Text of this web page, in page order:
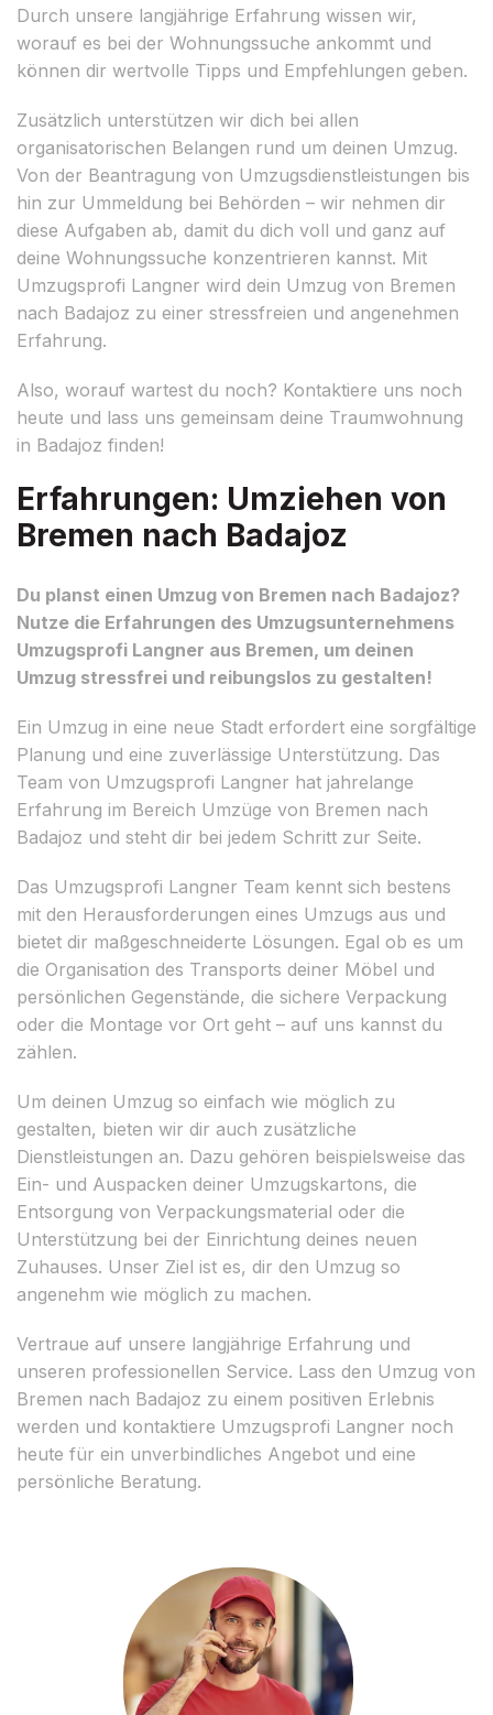
Durch unsere langjährige Erfahrung wissen wir,
worauf es bei der Wohnungssuche ankommt und
können dir wertvolle Tipps und Empfehlungen geben.
Zusätzlich unterstützen wir dich bei allen
organisatorischen Belangen rund um deinen Umzug.
Von der Beantragung von Umzugsdienstleistungen bis
hin zur Ummeldung bei Behörden – wir nehmen dir
diese Aufgaben ab, damit du dich voll und ganz auf
deine Wohnungssuche konzentrieren kannst. Mit
Umzugsprofi Langner wird dein Umzug von Bremen
nach Badajoz zu einer stressfreien und angenehmen
Erfahrung.
Also, worauf wartest du noch? Kontaktiere uns noch
heute und lass uns gemeinsam deine Traumwohnung
in Badajoz finden!
Erfahrungen: Umziehen von
Bremen nach Badajoz
Du planst einen Umzug von Bremen nach Badajoz?
Nutze die Erfahrungen des Umzugsunternehmens
Umzugsprofi Langner aus Bremen, um deinen
Umzug stressfrei und reibungslos zu gestalten!
Ein Umzug in eine neue Stadt erfordert eine sorgfältige
Planung und eine zuverlässige Unterstützung. Das
Team von Umzugsprofi Langner hat jahrelange
Erfahrung im Bereich Umzüge von Bremen nach
Badajoz und steht dir bei jedem Schritt zur Seite.
Das Umzugsprofi Langner Team kennt sich bestens
mit den Herausforderungen eines Umzugs aus und
bietet dir maßgeschneiderte Lösungen. Egal ob es um
die Organisation des Transports deiner Möbel und
persönlichen Gegenstände, die sichere Verpackung
oder die Montage vor Ort geht – auf uns kannst du
zählen.
Um deinen Umzug so einfach wie möglich zu
gestalten, bieten wir dir auch zusätzliche
Dienstleistungen an. Dazu gehören beispielsweise das
Ein- und Auspacken deiner Umzugskartons, die
Entsorgung von Verpackungsmaterial oder die
Unterstützung bei der Einrichtung deines neuen
Zuhauses. Unser Ziel ist es, dir den Umzug so
angenehm wie möglich zu machen.
Vertraue auf unsere langjährige Erfahrung und
unseren professionellen Service. Lass den Umzug von
Bremen nach Badajoz zu einem positiven Erlebnis
werden und kontaktiere Umzugsprofi Langner noch
heute für ein unverbindliches Angebot und eine
persönliche Beratung.